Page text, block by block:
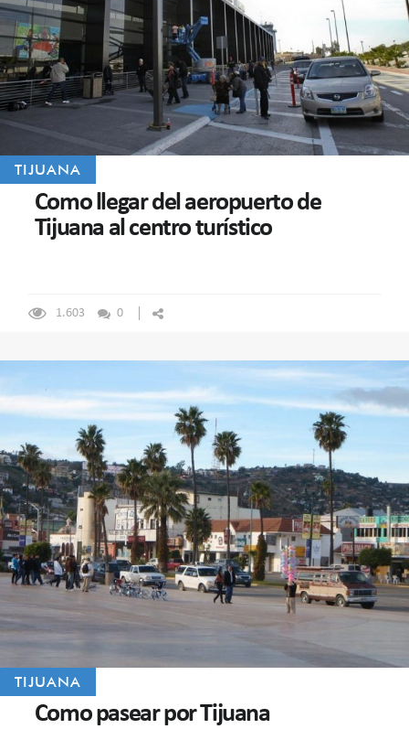
TIJUANA
Como llegar del aeropuerto de
Tijuana al centro turístico
1.603 0
TIJUANA
Como pasear por Tijuana